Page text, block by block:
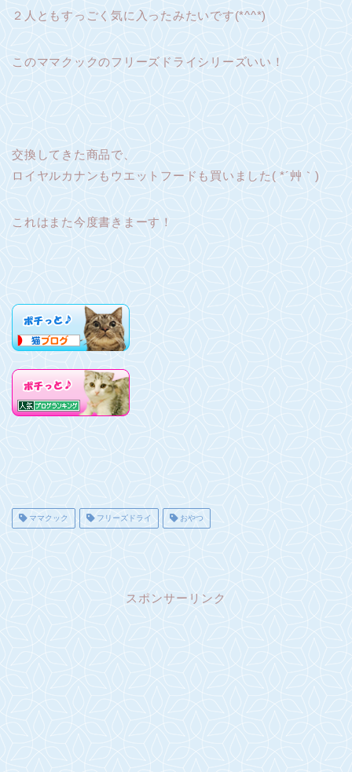
２人ともすっごく気に入ったみたいです(*^^*)
このママクックのフリーズドライシリーズいい！
交換してきた商品で、
ロイヤルカナンもウエットフードも買いました( *´艸｀)
これはまた今度書きまーす！
ママクック フリーズドライ おやつ
スポンサーリンク